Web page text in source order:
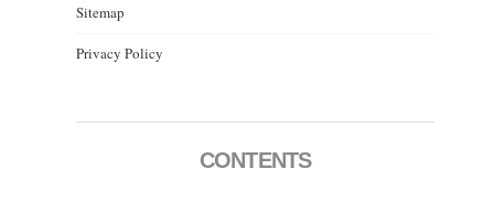
Sitemap
Privacy Policy
CONTENTS